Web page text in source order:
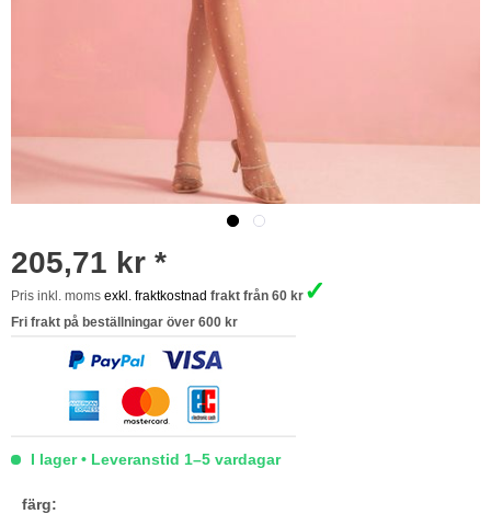
205,71 kr *
Pris inkl. moms exkl. fraktkostnad frakt från 60 kr ✓
Fri frakt på beställningar över 600 kr
I lager • Leveranstid 1–5 vardagar
färg: